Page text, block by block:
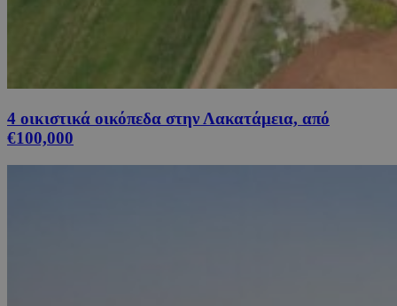
4 οικιστικά οικόπεδα στην Λακατάμεια, από
€100,000